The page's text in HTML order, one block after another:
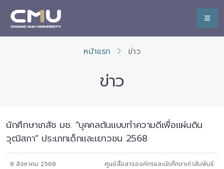
หน้าแรก ข่าว
ข่าว
นักศึกษาเภสัช มช. “บุคคลต้นแบบทำความดีเพื่อแผ่นดิน
วุฒิสภา” ประเภทเด็กและเยาวชน 2568
8 สิงหาคม 2568 ศูนย์สื่อสารองค์กรและนักศึกษาเก่าสัมพันธ์